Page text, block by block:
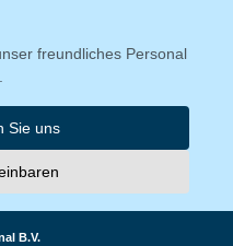
freundliches Personal
Sie uns
B.V.